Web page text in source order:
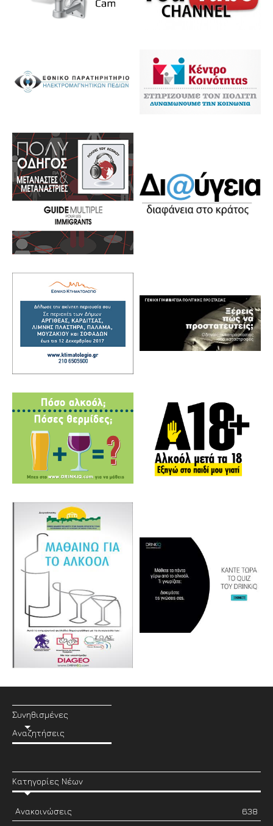
Συνηθισμένες
Αναζητήσεις
Κατηγορίες Νέων
Ανακοινώσεις
638